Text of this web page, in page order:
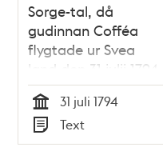
Sorge-tal, då
gudinnan Cofféa
flygtade ur Svea
land den 31 julii 1794.
Hållet vid kongl.
Djurgårds helso-
brunnen i en talrik
samling af bägge
Tid
31 juli 1794
Typ
Text